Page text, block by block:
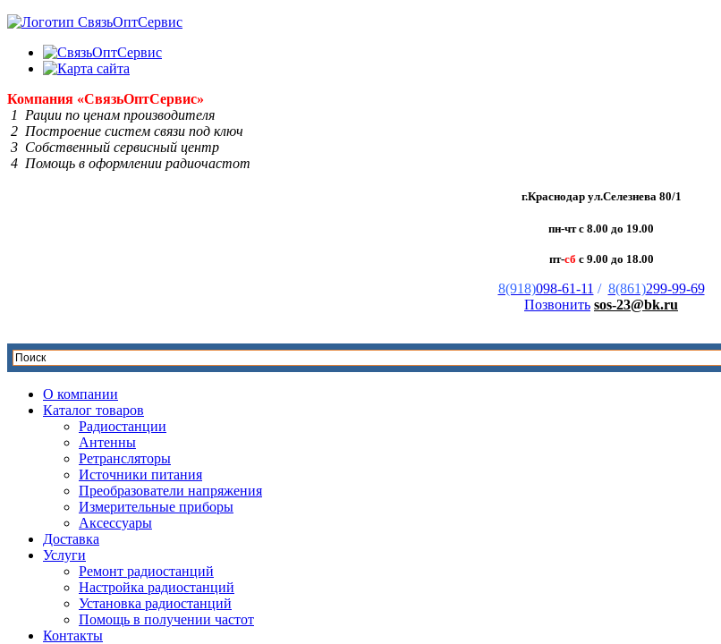
Компания «СвязьОптСервис»
1 Рации по ценам производителя
2 Построение систем связи под ключ
3 Собственный сервисный центр
4 Помощь в оформлении радиочастот
г.Краснодар ул.Селезнева 80/1
пн-чт с 8.00 до 19.00
пт-сб с 9.00 до 18.00
8(918)098-61-11 / 8(861)299-99-69
Позвонить sos-23@bk.ru
О компании
Каталог товаров
Радиостанции
Антенны
Ретрансляторы
Источники питания
Преобразователи напряжения
Измерительные приборы
Аксессуары
Доставка
Услуги
Ремонт радиостанций
Настройка радиостанций
Установка радиостанций
Помощь в получении частот
Контакты